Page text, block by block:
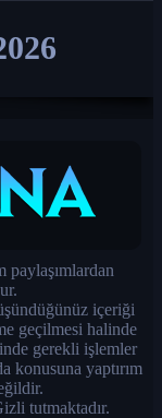
paylaşımlardan
içeriği
geçilmesi halinde
gerekli işlemler
konusuna yaptırım
tutmaktadır.